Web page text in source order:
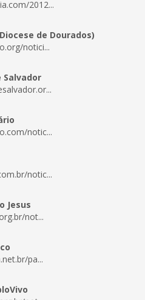
2012...
de Dourados)
notici...
Salvador
notic...
notic...
Jesus
not...
pa...